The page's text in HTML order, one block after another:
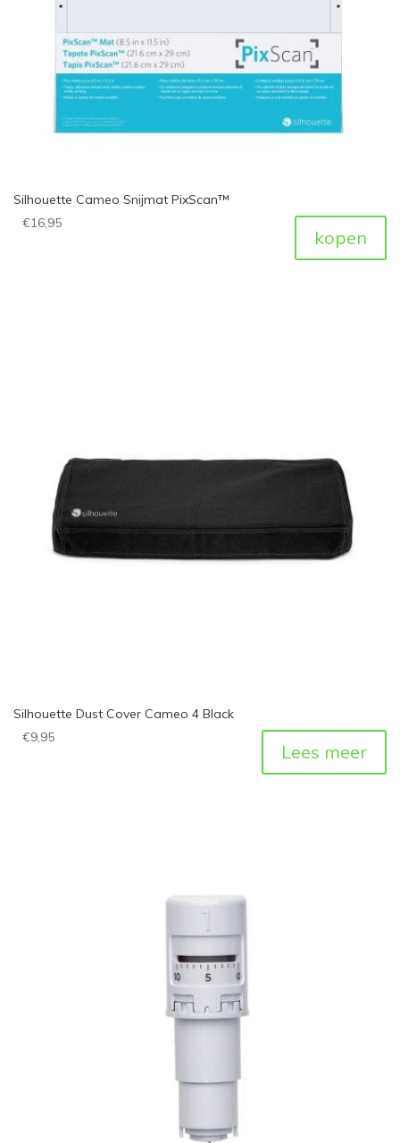
Silhouette Cameo Snijmat PixScan™
€16,95
kopen
Silhouette Dust Cover Cameo 4 Black
€9,95
Lees meer